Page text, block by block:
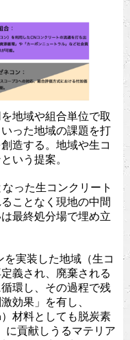
地域や組合単位で取
った地域の課題を打
造する。地域や生コ
いう提案。
った生コンクリート
ことなく現地の中間
最終処分場で埋め立
を実装した地域（生コ
義され、廃棄される
環し、その過程で残
効果」を有し、
材料としても脱炭素
に貢献しうるマテリア